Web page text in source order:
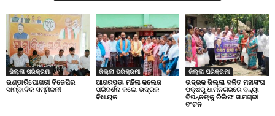
ଜିଲ୍ଲା ପରିକ୍ରମା
ଭଣ୍ଡାରିପୋଖରୀ ବିଜେପିର
ସାମ୍ବାଦିକ ସମ୍ମିଳନୀ
ଜିଲ୍ଲା ପରିକ୍ରମା
ଆଗରପଡା ମହିଳା କଲେଜ
ପରିଦର୍ଶନ କଲେ ଭଦ୍ରକ
ବିଧାୟକ
ଜିଲ୍ଲା ପରିକ୍ରମା
ଭଦ୍ରକ ଜିଲ୍ଲା ଦଳିତ ମହାସଂଘ
ପକ୍ଷରୁ ଧାମନଗରରେ ବନ୍ୟା
ବିପନ୍ନଙ୍କୁ ରିଲିଫ ସାମଗ୍ରୀ
ବଂଟନ